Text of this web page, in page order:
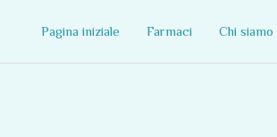
Pagina iniziale Farmaci Chi siamo